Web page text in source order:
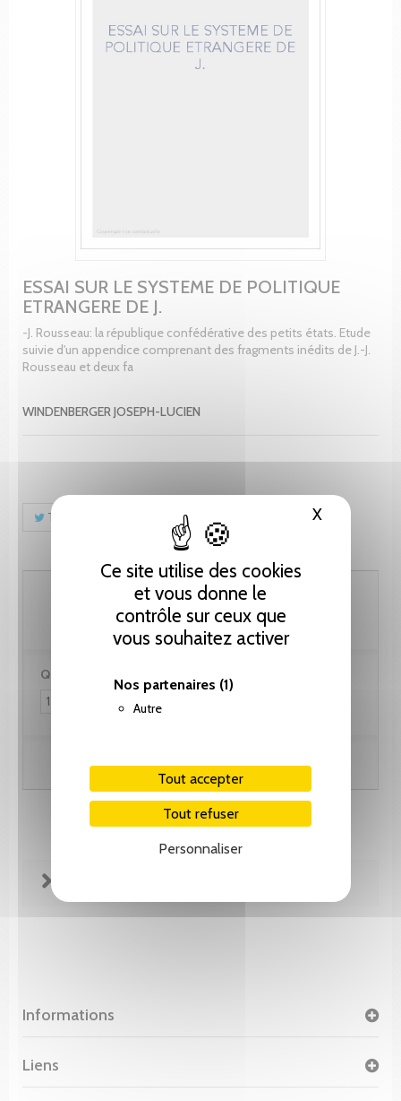
Ce site utilise des cookies
et vous donne le
contrôle sur ceux que
vous souhaitez activer
Nos partenaires (1)
Autre
Tout accepter
Tout refuser
Personnaliser
XMasquer
ESSAI SUR LE SYSTEME DE POLITIQUE
ETRANGERE DE J.
-J. Rousseau: la république confédérative des petits états. Etude
suivie d'un appendice comprenant des fragments inédits de J.-J.
Rousseau et deux fa
WINDENBERGER JOSEPH-LUCIEN
Tweet
76.95 CHF
Quantité :
Ajouter au panier
Informations
Liens